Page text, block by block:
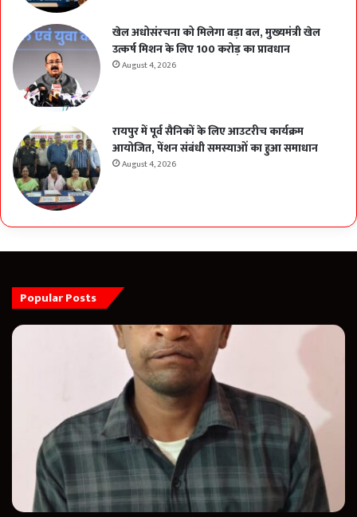
खेल अधोसंरचना को मिलेगा बड़ा बल, मुख्यमंत्री खेल
उत्कर्ष मिशन के लिए 100 करोड़ का प्रावधान
August 4, 2026
रायपुर में पूर्व सैनिकों के लिए आउटरीच कार्यक्रम
आयोजित, पेंशन संबंधी समस्याओं का हुआ समाधान
August 4, 2026
Popular Posts